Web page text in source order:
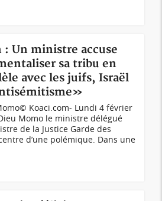
: Un ministre accuse
sa tribu en
avec les juifs, Israël
Koaci.com- Lundi 4 février
Momo le ministre délégué
de la Justice Garde des
d’une polémique. Dans une